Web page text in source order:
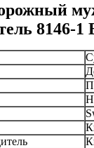
8146-1